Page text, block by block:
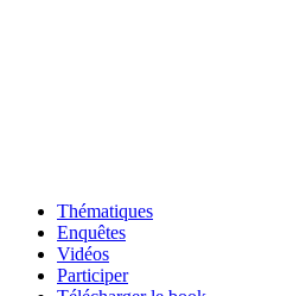
Thématiques
Enquêtes
Vidéos
Participer